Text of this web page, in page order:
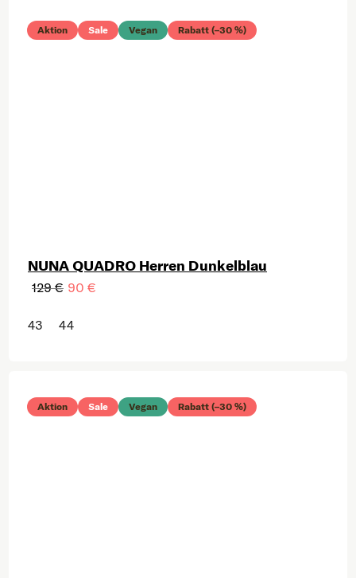
Aktion Sale Vegan Rabatt (–30 %)
NUNA QUADRO Herren Dunkelblau
129 € 90 €
43 44
Aktion Sale Vegan Rabatt (–30 %)